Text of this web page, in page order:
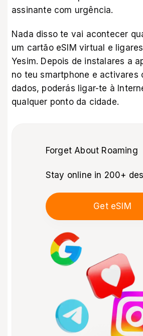
assinante com urgência.
Nada disso te vai acontecer
um cartão eSIM virtual e
Yesim. Depois de instalares a
no teu smartphone e activares
dados, poderás ligar-te à
qualquer ponto da cidade.
Forget About Roaming
Stay online in 200+
Get eSIM